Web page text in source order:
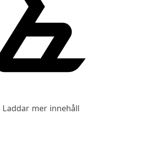
Laddar mer innehåll